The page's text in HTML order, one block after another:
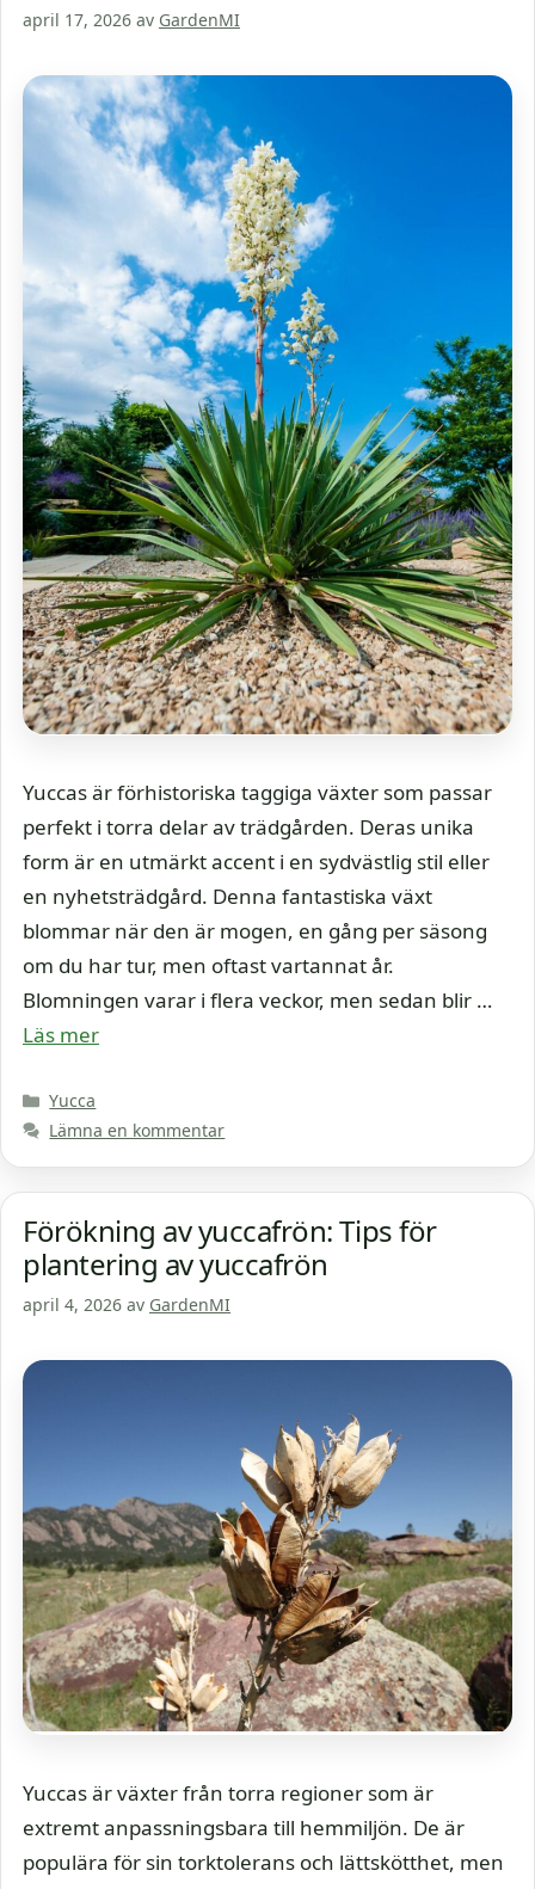
april 17, 2026 av GardenMI
Yuccas är förhistoriska taggiga växter som passar
perfekt i torra delar av trädgården. Deras unika
form är en utmärkt accent i en sydvästlig stil eller
en nyhetsträdgård. Denna fantastiska växt
blommar när den är mogen, en gång per säsong
om du har tur, men oftast vartannat år.
Blomningen varar i flera veckor, men sedan blir …
Läs mer
Kategorier
Yucca
Lämna en kommentar
Förökning av yuccafrön: Tips för
plantering av yuccafrön
april 4, 2026 av GardenMI
Yuccas är växter från torra regioner som är
extremt anpassningsbara till hemmiljön. De är
populära för sin torktolerans och lättskötthet, men